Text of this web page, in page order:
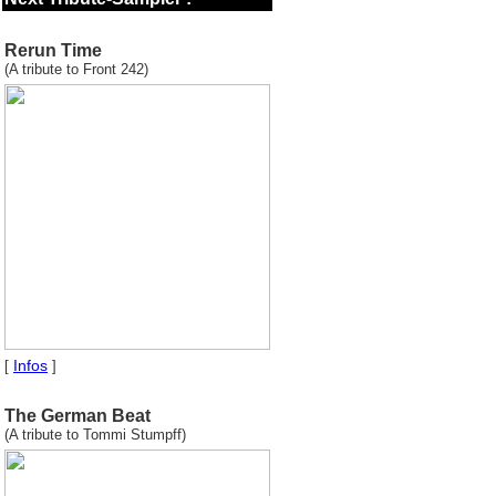
Rerun Time
(A tribute to Front 242)
[ Infos ]
The German Beat
(A tribute to Tommi Stumpff)